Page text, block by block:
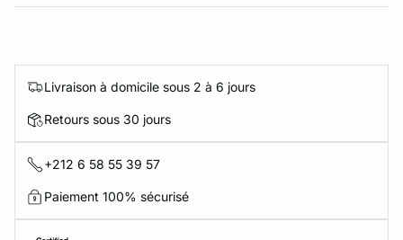
Livraison à domicile sous 2 à 6 jours
Retours sous 30 jours
+212 6 58 55 39 57
Paiement 100% sécurisé